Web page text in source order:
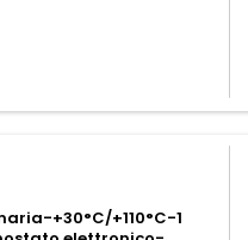
+30°C/+110°C-1